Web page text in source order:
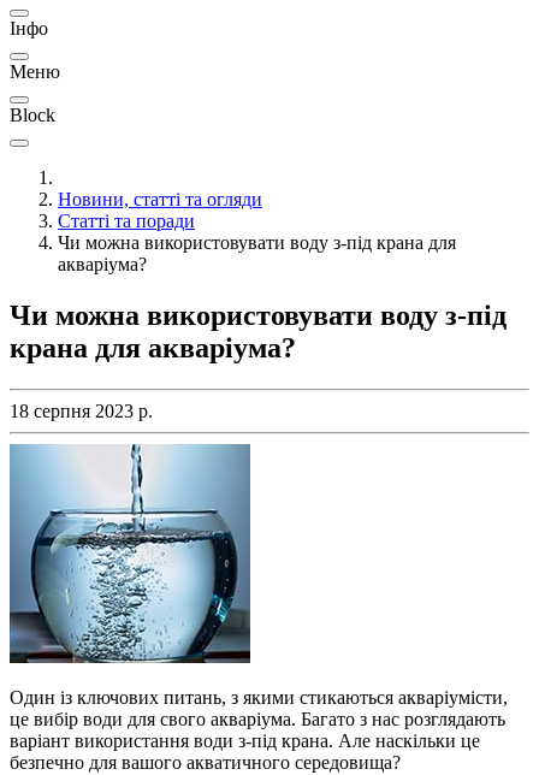
Інфо
Меню
Block
Новини, статті та огляди
Статті та поради
Чи можна використовувати воду з-під крана для
акваріума?
Чи можна використовувати воду з-під
крана для акваріума?
18 серпня 2023 р.
Один із ключових питань, з якими стикаються акваріумісти,
це вибір води для свого акваріума. Багато з нас розглядають
варіант використання води з-під крана. Але наскільки це
безпечно для вашого акватичного середовища?